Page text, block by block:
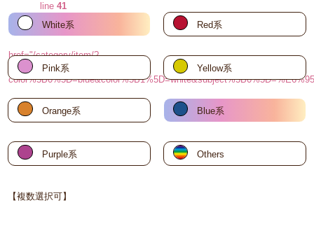
line41
"
href="/category/item/?
White系 Red系
Pink系 Yellow系
Orange系 Blue系
Purple系 Others
【複数選択可】